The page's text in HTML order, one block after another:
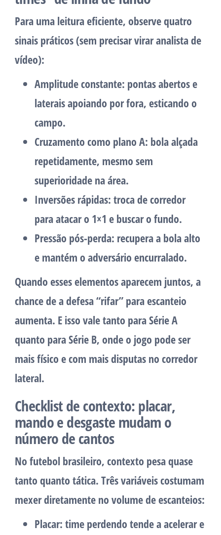
Para uma leitura eficiente, observe quatro
sinais práticos (sem precisar virar analista de
vídeo):
Amplitude constante: pontas abertos e
laterais apoiando por fora, esticando o
campo.
Cruzamento como plano A: bola alçada
repetidamente, mesmo sem
superioridade na área.
Inversões rápidas: troca de corredor
para atacar o 1×1 e buscar o fundo.
Pressão pós-perda: recupera a bola alto
e mantém o adversário encurralado.
Quando esses elementos aparecem juntos, a
chance de a defesa “rifar” para escanteio
aumenta. E isso vale tanto para Série A
quanto para Série B, onde o jogo pode ser
mais físico e com mais disputas no corredor
lateral.
Checklist de contexto: placar,
mando e desgaste mudam o
número de cantos
No futebol brasileiro, contexto pesa quase
tanto quanto tática. Três variáveis costumam
mexer diretamente no volume de escanteios:
Placar: time perdendo tende a acelerar e